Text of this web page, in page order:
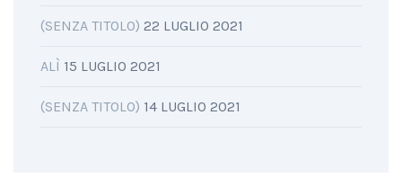
(SENZA TITOLO) 22 LUGLIO 2021
ALÌ 15 LUGLIO 2021
(SENZA TITOLO) 14 LUGLIO 2021